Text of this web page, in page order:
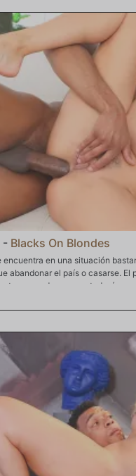
el marido, se acerca para
los zapatos para estar en
en silencio al hacerlo. Para
y suplicando que la penetre
al verlos y se sienta para
Finalmente, en el éxtasis,
echa atrás, sorprendida. Silas se
y muy dura, su argumento
y Savanah vuelve
provocador. Y cuando le dice
sabe que puede hacerlo
hombres la cubren con su
para besar a su ahora esposa
- Blacks On Blondes
encuentra en una situación
abandonar el país o casarse.
no puede casarse todavía,
no quiere volver a Francia y le
un hombre de moral y
Anissa dice que debería
atraer a Musa. Cuando una
es un poco difícil decir que no.
en su boca y pronto está